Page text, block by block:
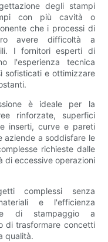
degli stampi
con più cavità o
che i processi di
avere difficoltà a
I fornitori esperti di
l'esperienza tecnica
sofisticati e ottimizzare
è ideale per la
rinforzate, superfici
inserti, curve e pareti
aziende a soddisfare le
richieste dalle
di eccessive operazioni
complessi senza
e l'efficienza
di stampaggio a
di trasformare concetti
qualità.